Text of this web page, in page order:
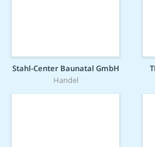
Stahl-Center Baunatal GmbH
Handel